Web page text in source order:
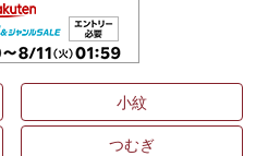
小紋
つむぎ